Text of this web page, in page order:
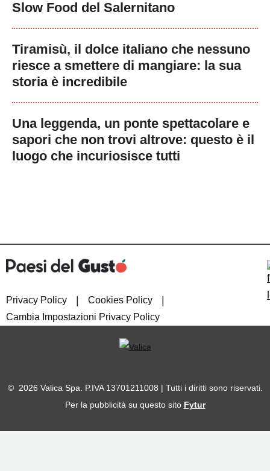
Slow Food del Salernitano
Tiramisù, il dolce italiano che nessuno
riesce a smettere di mangiare: la sua
storia è incredibile
Una leggenda, un ponte spettacolare e
sapori che non trovi altrove: questo è il
luogo che incuriosisce tutti
Privacy Policy | Cookies Policy |
Cambia Impostazioni Privacy Policy
© 2026 Valica Spa. P.IVA 13701211008 | Tutti i diritti sono riservati.
Per la pubblicità su questo sito Fytur